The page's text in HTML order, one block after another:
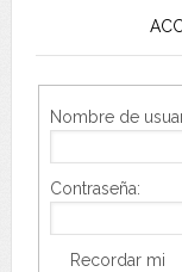
Nombre de
Contraseña:
Recordar mi